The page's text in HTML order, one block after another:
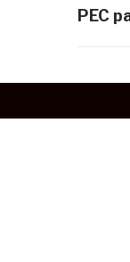
PEC